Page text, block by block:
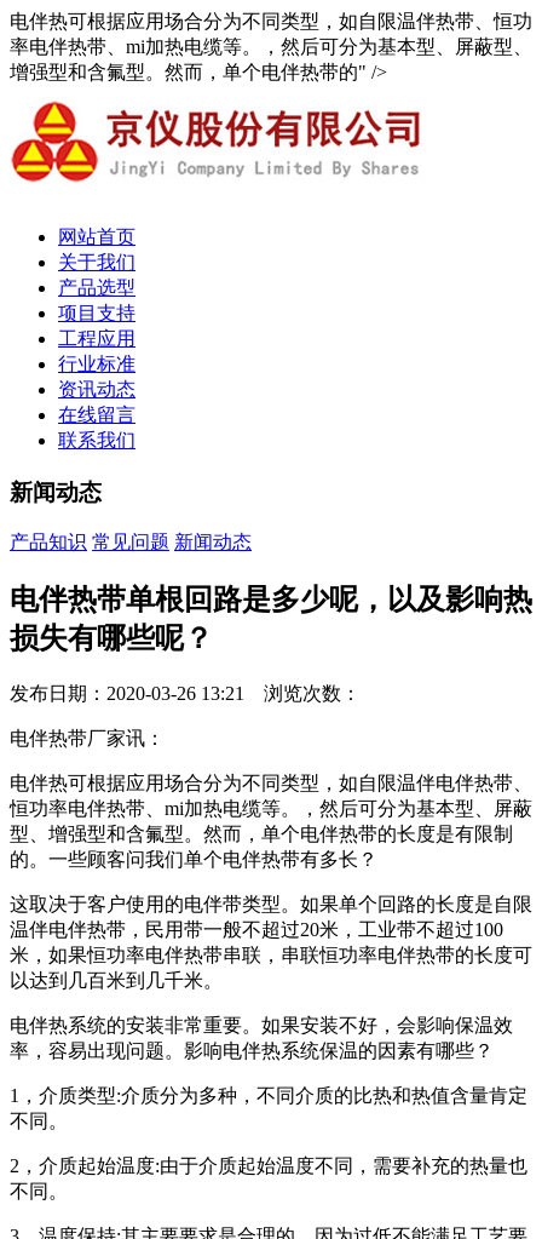
电伴热可根据应用场合分为不同类型，如自限温伴热带、恒功
率电伴热带、mi加热电缆等。，然后可分为基本型、屏蔽型、
增强型和含氟型。然而，单个电伴热带的" />
网站首页
关于我们
产品选型
项目支持
工程应用
行业标准
资讯动态
在线留言
联系我们
新闻动态
产品知识 常见问题 新闻动态
电伴热带单根回路是多少呢，以及影响热
损失有哪些呢？
发布日期：2020-03-26 13:21 浏览次数：
电伴热带厂家讯：
电伴热可根据应用场合分为不同类型，如自限温伴电伴热带、
恒功率电伴热带、mi加热电缆等。，然后可分为基本型、屏蔽
型、增强型和含氟型。然而，单个电伴热带的长度是有限制
的。一些顾客问我们单个电伴热带有多长？
这取决于客户使用的电伴带类型。如果单个回路的长度是自限
温伴电伴热带，民用带一般不超过20米，工业带不超过100
米，如果恒功率电伴热带串联，串联恒功率电伴热带的长度可
以达到几百米到几千米。
电伴热系统的安装非常重要。如果安装不好，会影响保温效
率，容易出现问题。影响电伴热系统保温的因素有哪些？
1，介质类型:介质分为多种，不同介质的比热和热值含量肯定
不同。
2，介质起始温度:由于介质起始温度不同，需要补充的热量也
不同。